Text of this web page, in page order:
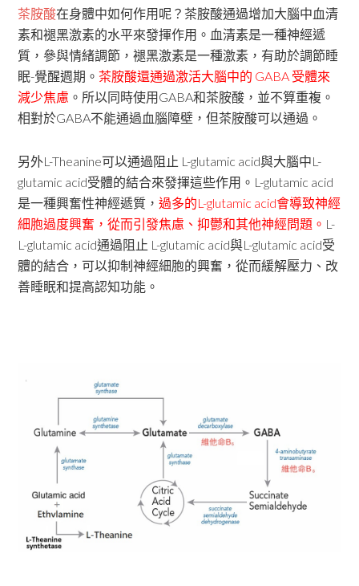
茶胺酸在身體中如何作用呢？茶胺酸通過增加大腦中血清
素和褪黑激素的水平來發揮作用。血清素是一種神經遞
質，參與情緒調節，褪黑激素是一種激素，有助於調節睡
眠-覺醒週期。茶胺酸還通過激活大腦中的 GABA 受體來
減少焦慮 。所以同時使用GABA和茶胺酸，並不算重複。
相對於GABA不能通過血腦障壁，但茶胺酸可以通過。
另外L-Theanine可以通過阻止 L-glutamic acid與大腦中L-
glutamic acid受體的結合來發揮這些作用。L-glutamic acid
是一種興奮性神經遞質，過多的L-glutamic acid會導致神經
細胞過度興奮，從而引發焦慮、抑鬱和其他神經問題。 L-
L-glutamic acid通過阻止 L-glutamic acid與L-glutamic acid受
體的結合，可以抑制神經細胞的興奮，從而緩解壓力、改
善睡眠和提高認知功能。